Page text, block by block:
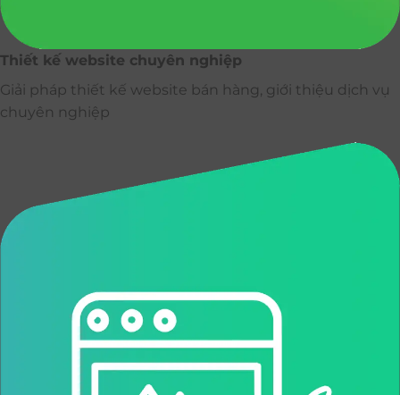
Thiết kế website chuyên nghiệp
Giải pháp thiết kế website bán hàng, giới thiệu dịch vụ
chuyên nghiệp